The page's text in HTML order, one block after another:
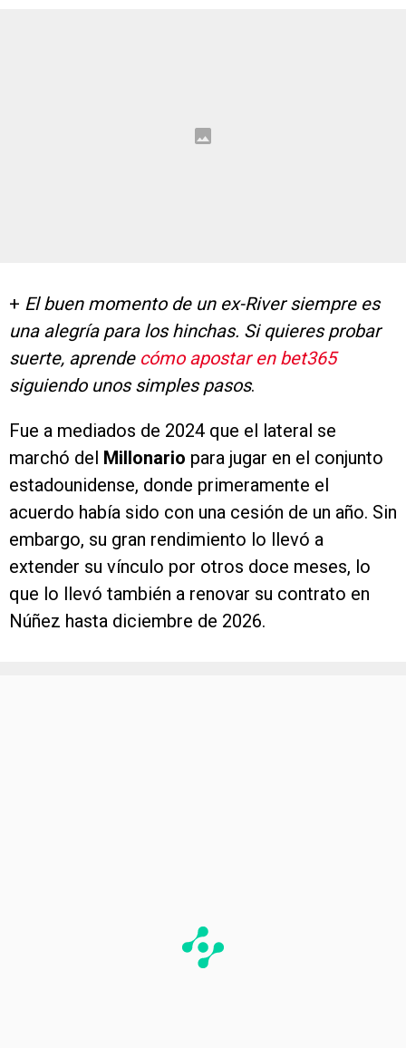
+ El buen momento de un ex-River siempre es
una alegría para los hinchas. Si quieres probar
suerte, aprende cómo apostar en bet365
siguiendo unos simples pasos.
Fue a mediados de 2024 que el lateral se
marchó del Millonario para jugar en el conjunto
estadounidense, donde primeramente el
acuerdo había sido con una cesión de un año. Sin
embargo, su gran rendimiento lo llevó a
extender su vínculo por otros doce meses, lo
que lo llevó también a renovar su contrato en
Núñez hasta diciembre de 2026.